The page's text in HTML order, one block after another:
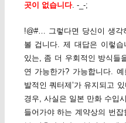
곳이 없습니다. -_-;
!@#… 그렇다면 당신이 생각
볼 겁니다. 제 대답은 이렇
있는, 좀 더 우회적인 방식들
연 가능한가? 가능합니다. 예
발적인 쿼터제’가 유지되고
경우, 사실은 일본 만화 수입
들어가야 하는 계약상의 번